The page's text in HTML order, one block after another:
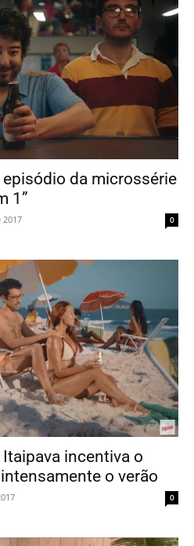
da microssérie
1”
2017 0
incentiva o
o verão
0